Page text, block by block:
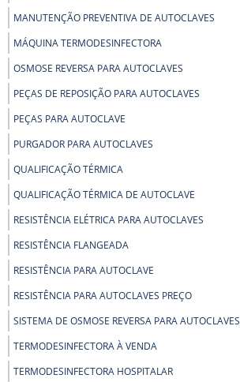
MANUTENÇÃO PREVENTIVA DE AUTOCLAVES
MÁQUINA TERMODESINFECTORA
OSMOSE REVERSA PARA AUTOCLAVES
PEÇAS DE REPOSIÇÃO PARA AUTOCLAVES
PEÇAS PARA AUTOCLAVE
PURGADOR PARA AUTOCLAVES
QUALIFICAÇÃO TÉRMICA
QUALIFICAÇÃO TÉRMICA DE AUTOCLAVE
RESISTÊNCIA ELÉTRICA PARA AUTOCLAVES
RESISTÊNCIA FLANGEADA
RESISTÊNCIA PARA AUTOCLAVE
RESISTÊNCIA PARA AUTOCLAVES PREÇO
SISTEMA DE OSMOSE REVERSA PARA AUTOCLAVES
TERMODESINFECTORA À VENDA
TERMODESINFECTORA HOSPITALAR